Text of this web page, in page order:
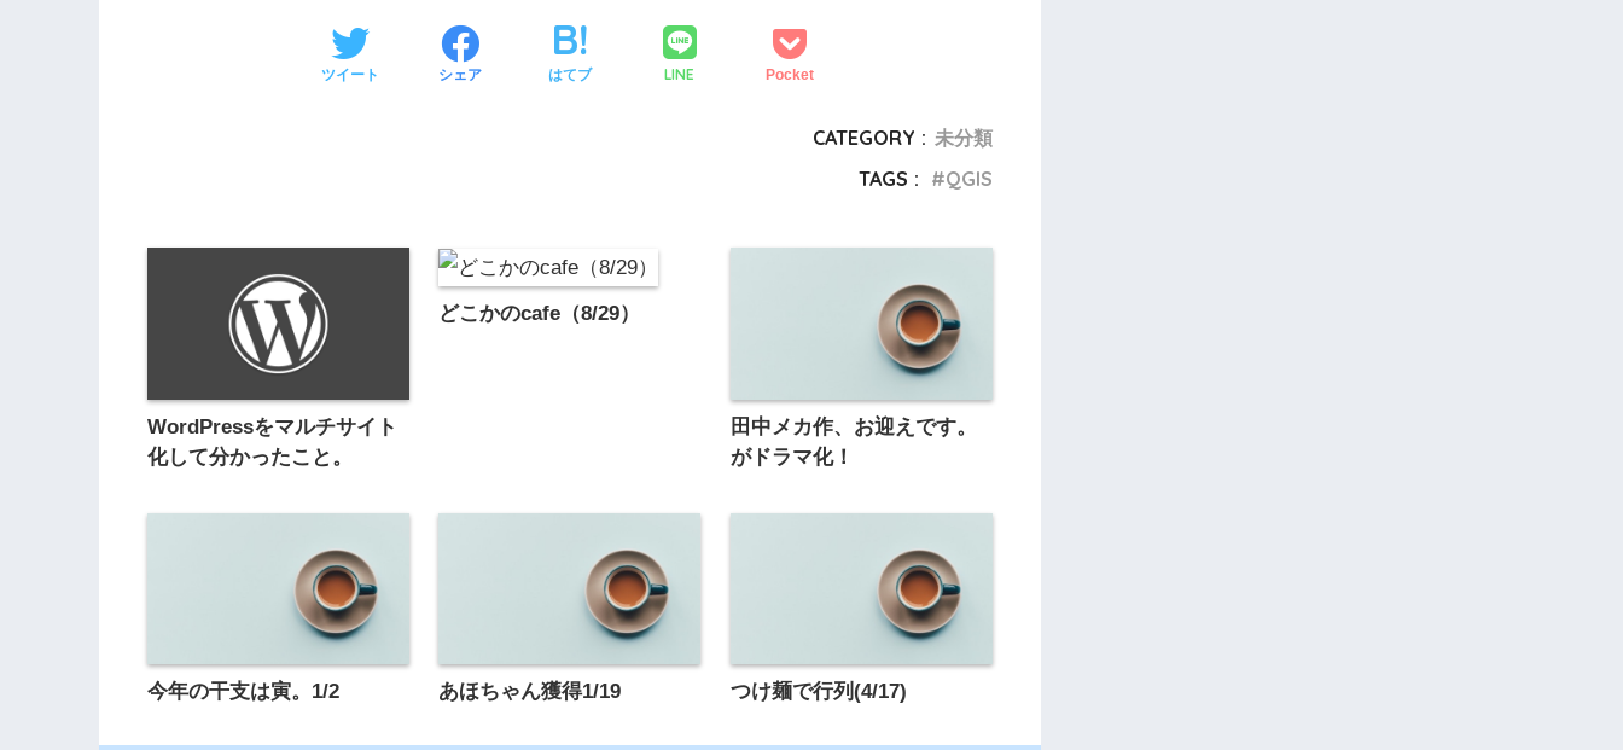
ツイート シェア はてブ LINE Pocket
CATEGORY : 未分類
TAGS :
QGIS
WordPressをマルチサイト
化して分かったこと。
どこかのcafe（8/29）
田中メカ作、お迎えです。
がドラマ化！
今年の干支は寅。1/2 あほちゃん獲得1/19 つけ麺で行列(4/17)